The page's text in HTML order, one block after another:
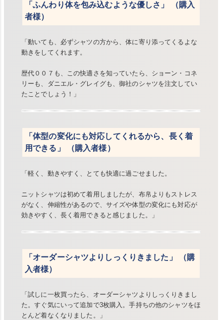
「ふんわり体を包み込むような優しさ」 （購入
者様）
「動いても、必ずシャツの方から、体に寄り添ってくるよな
動きをしてくれます。
歴代００７も、この快適さを知っていたら、ショーン・コネ
リーも、ダニエル・グレイグも、御社のシャツを注文してい
たことでしょう！」
「体型の変化にも対応してくれるから、長く着
用できる」 （購入者様）
「軽く、動きやすく、とても快適に過ごせました。
ニットシャツは初めて着用しましたが、布帛よりもストレス
がなく、伸縮性があるので、サイズや体型の変化にも対応が
効きやすく、長く着用できると感じました。」
「オーダーシャツよりしっくりきました」 （購
入者様）
「試しに一枚買ったら、オーダーシャツよりしっくりきまし
た。すぐ気にいって追加で3枚購入。手持ちの他のシャツをほ
とんど着なくなりました。」